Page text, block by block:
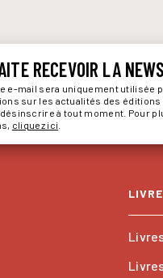
RECEVOIR LA
e-mail sera uniquement utilisée
sur les actualités des éditions
à tout moment. Pour
cliquez ici